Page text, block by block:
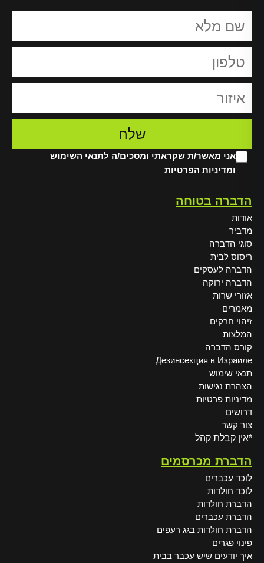
אני מאשר/ת שקראתי ומסכים/ה לתנאי השימוש
ומדיניות הפרטיות
הדברה בטוחה
אודות
מדביר
סוגי הדברה
ריסוס לבית
הדברה לעסקים
הדברה ירוקה
אזורי שרות
מאמרים
זיהוי חרקים
המלצות
קורס הדברה
Дезинсекция в Израиле
תנאי שימוש
הצהרת נגישות
מדיניות פרטיות
דרושים
צור קשר
*אין קבלת קהל
הדברת מכרסמים
לוכד עכברים
לוכד חולדות
הדברת חולדות
הדברת עכברים
הדברת חולדות בגג רעפים
פינוי פגרים
איך יודעים שיש עכבר בבית